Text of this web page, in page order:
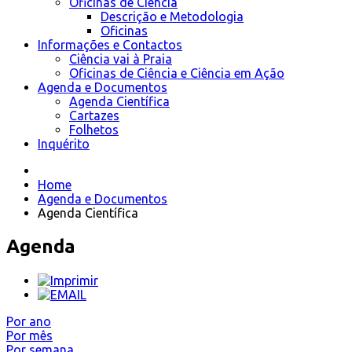
Descrição e Metodologia
Oficinas
Informações e Contactos
Ciência vai à Praia
Oficinas de Ciência e Ciência em Ação
Agenda e Documentos
Agenda Científica
Cartazes
Folhetos
Inquérito
Home
Agenda e Documentos
Agenda Científica
Agenda
Por ano
Por mês